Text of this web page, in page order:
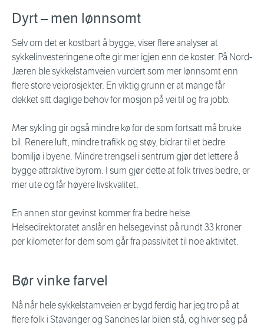
Dyrt – men lønnsomt
Selv om det er kostbart å bygge, viser flere analyser at
sykkelinvesteringene ofte gir mer igjen enn de koster. På Nord-
Jæren ble sykkelstamveien vurdert som mer lønnsomt enn
flere store veiprosjekter. En viktig grunn er at mange får
dekket sitt daglige behov for mosjon på vei til og fra jobb.
Mer sykling gir også mindre kø for de som fortsatt må bruke
bil. Renere luft, mindre trafikk og støy, bidrar til et bedre
bomiljø i byene. Mindre trengsel i sentrum gjør det lettere å
bygge attraktive byrom. I sum gjør dette at folk trives bedre, er
mer ute og får høyere livskvalitet.
En annen stor gevinst kommer fra bedre helse.
Helsedirektoratet anslår en helsegevinst på rundt 33 kroner
per kilometer for dem som går fra passivitet til noe aktivitet.
Bør vinke farvel
Nå når hele sykkelstamveien er bygd ferdig har jeg tro på at
flere folk i Stavanger og Sandnes lar bilen stå, og hiver seg på